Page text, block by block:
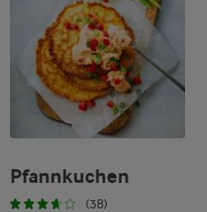
Pfannkuchen
(38)